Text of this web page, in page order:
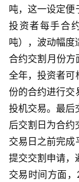
吨，这一设定便
投资者每手合
吨），波动幅度
合约交割月份方
全年，投资者可
份的合约进行交
投机交易。最后
后交割日为合约
交易日之前完成
提交交割申请，
交易时间方面